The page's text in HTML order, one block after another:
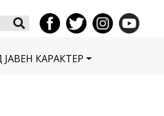
Search
КАРАКТЕР